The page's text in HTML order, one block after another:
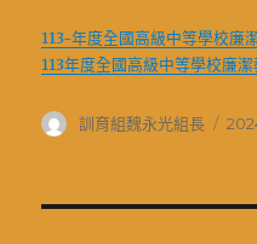
113-年度全國高級中等學校廉
113年度全國高級中等學校廉
作
訓育組魏永光組長
發